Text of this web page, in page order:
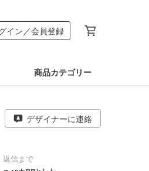
イン／会員登録
商品カテゴリー
デザイナーに連絡
返信まで